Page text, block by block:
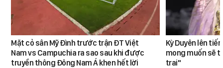
Mặt cỏ sân Mỹ Đình trước trận ĐT Việt
Nam vs Campuchia ra sao sau khi được
truyền thông Đông Nam Á khen hết lời
Kỳ Duyên lên
mong muốn sẽ
trai"